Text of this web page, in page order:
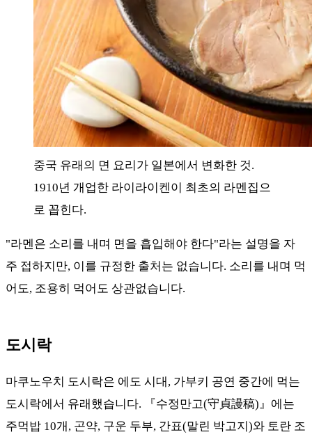
중국 유래의 면 요리가 일본에서 변화한 것.
1910년 개업한 라이라이켄이 최초의 라멘집으
로 꼽힌다.
"라멘은 소리를 내며 면을 흡입해야 한다"라는 설명을 자
주 접하지만, 이를 규정한 출처는 없습니다. 소리를 내며 먹
어도, 조용히 먹어도 상관없습니다.
도시락
마쿠노우치 도시락은 에도 시대, 가부키 공연 중간에 먹는
도시락에서 유래했습니다. 『수정만고(守貞謾稿)』에는
주먹밥 10개, 곤약, 구운 두부, 간표(말린 박고지)와 토란 조